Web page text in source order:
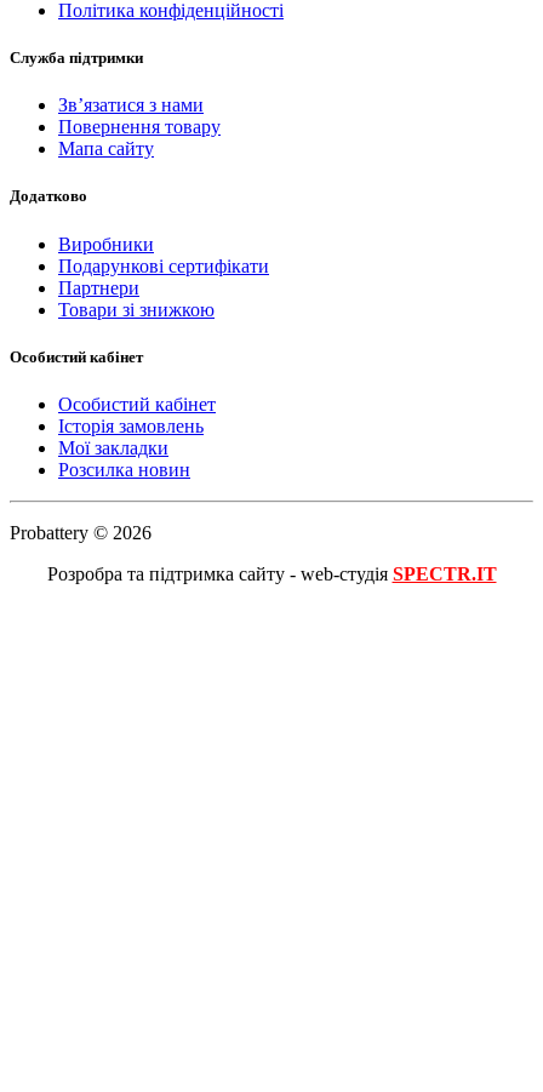
Політика конфіденційності
Служба підтримки
Зв’язатися з нами
Повернення товару
Мапа сайту
Додатково
Виробники
Подарункові сертифікати
Партнери
Товари зі знижкою
Особистий кабінет
Особистий кабінет
Історія замовлень
Мої закладки
Розсилка новин
Probattery © 2026
Розробра та підтримка сайту - web-студія SPECTR.IT